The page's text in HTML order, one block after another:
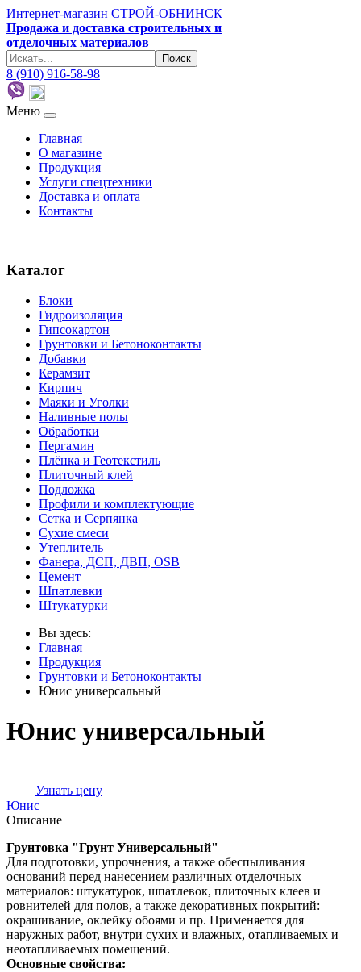
Интернет-магазин СТРОЙ-ОБНИНСК
Продажа и доставка строительных и
отделочных материалов
8 (910) 916-58-98
Меню
Главная
О магазине
Продукция
Услуги спецтехники
Доставка и оплата
Контакты
Каталог
Блоки
Гидроизоляция
Гипсокартон
Грунтовки и Бетоноконтакты
Добавки
Керамзит
Кирпич
Маяки и Уголки
Наливные полы
Обработки
Пергамин
Плёнка и Геотекстиль
Плиточный клей
Подложка
Профили и комплектующие
Сетка и Серпянка
Сухие смеси
Утеплитель
Фанера, ДСП, ДВП, OSB
Цемент
Шпатлевки
Штукатурки
Вы здесь:
Главная
Продукция
Грунтовки и Бетоноконтакты
Юнис универсальный
Юнис универсальный
Узнать цену
Юнис
Описание
Грунтовка "Грунт Универсальный"
Для подготовки, упрочнения, а также обеспыливания
оснований перед нанесением различных отделочных
материалов: штукатурок, шпатлевок, плиточных клеев и
ровнителей для полов, а также декоративных покрытий:
окрашивание, оклейку обоями и пр. Применяется для
наружных работ, внутри сухих и влажных, отапливаемых и
неотапливаемых помещений.
Основные свойства: